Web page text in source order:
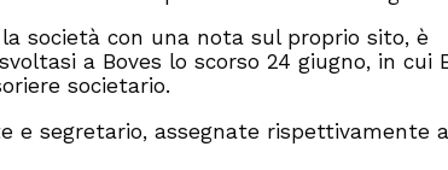
società con una nota sul proprio sito, è
a Boves lo scorso 24 giugno, in cui
societario.
e segretario, assegnate rispettivamente a